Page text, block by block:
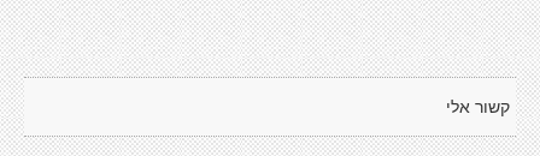
קשור אלי